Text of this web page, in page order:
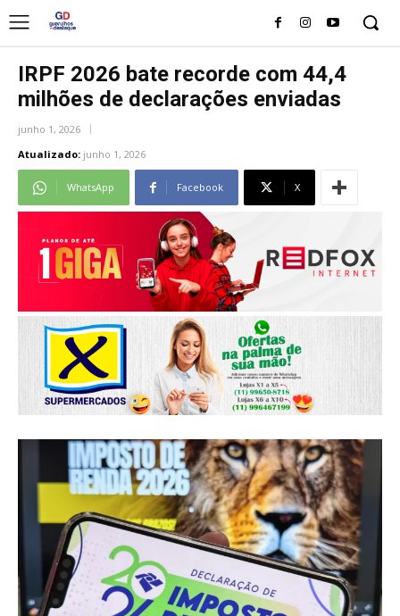
IRPF 2026 bate recorde com 44,4
milhões de declarações enviadas
junho 1, 2026
Atualizado: junho 1, 2026
WhatsApp Facebook X